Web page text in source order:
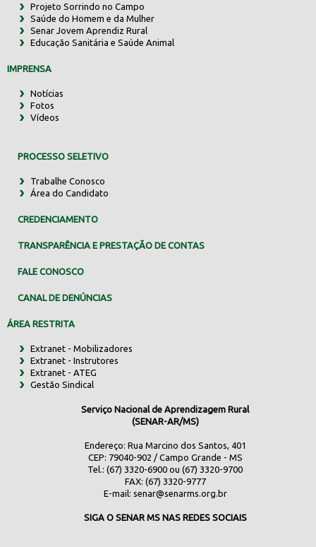
Projeto Sorrindo no Campo
Saúde do Homem e da Mulher
Senar Jovem Aprendiz Rural
Educação Sanitária e Saúde Animal
IMPRENSA
Notícias
Fotos
Vídeos
PROCESSO SELETIVO
Trabalhe Conosco
Área do Candidato
CREDENCIAMENTO
TRANSPARÊNCIA E PRESTAÇÃO DE CONTAS
FALE CONOSCO
CANAL DE DENÚNCIAS
ÁREA RESTRITA
Extranet - Mobilizadores
Extranet - Instrutores
Extranet - ATEG
Gestão Sindical
Serviço Nacional de Aprendizagem Rural
(SENAR-AR/MS)
Endereço: Rua Marcino dos Santos, 401
CEP: 79040-902 / Campo Grande - MS
Tel.: (67) 3320-6900 ou (67) 3320-9700
FAX: (67) 3320-9777
E-mail: senar@senarms.org.br
SIGA O SENAR MS NAS REDES SOCIAIS